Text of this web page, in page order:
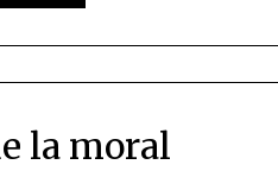
la moral